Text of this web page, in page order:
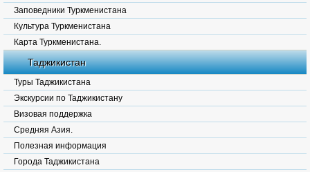
Заповедники Туркменистана
Культура Туркменистана
Карта Туркменистана.
Таджикистан
Туры Таджикистана
Экскурсии по Таджикистану
Визовая поддержка
Средняя Азия.
Полезная информация
Города Таджикистана